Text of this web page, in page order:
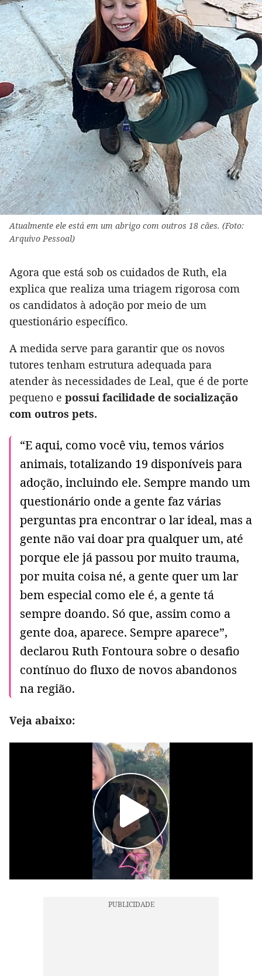
Atualmente ele está em um abrigo com outros 18 cães. (Foto:
Arquivo Pessoal)
Agora que está sob os cuidados de Ruth, ela
explica que realiza uma triagem rigorosa com
os candidatos à adoção por meio de um
questionário específico.
A medida serve para garantir que os novos
tutores tenham estrutura adequada para
atender às necessidades de Leal, que é de porte
pequeno e possui facilidade de socialização
com outros pets.
“E aqui, como você viu, temos vários
animais, totalizando 19 disponíveis para
adoção, incluindo ele. Sempre mando um
questionário onde a gente faz várias
perguntas pra encontrar o lar ideal, mas a
gente não vai doar pra qualquer um, até
porque ele já passou por muito trauma,
por muita coisa né, a gente quer um lar
bem especial como ele é, a gente tá
sempre doando. Só que, assim como a
gente doa, aparece. Sempre aparece”,
declarou Ruth Fontoura sobre o desafio
contínuo do fluxo de novos abandonos
na região.
Veja abaixo: